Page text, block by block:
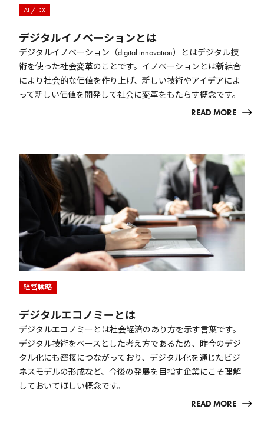
AI / DX
デジタルイノベーションとは
デジタルイノベーション（digital innovation）とはデジタル技
術を使った社会変革のことです。イノベーションとは新結合
により社会的な価値を作り上げ、新しい技術やアイデアによ
って新しい価値を開発して社会に変革をもたらす概念です。
READ MORE
経営戦略
デジタルエコノミーとは
デジタルエコノミーとは社会経済のあり方を示す言葉です。
デジタル技術をベースとした考え方であるため、昨今のデジ
タル化にも密接につながっており、デジタル化を通じたビジ
ネスモデルの形成など、今後の発展を目指す企業にこそ理解
しておいてほしい概念です。
READ MORE